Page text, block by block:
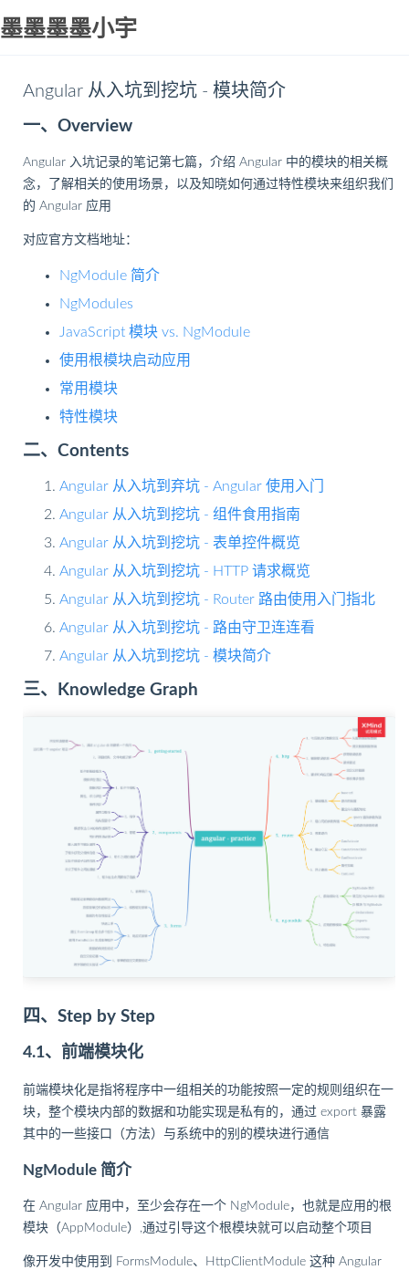
墨墨墨墨小宇
Angular 从入坑到挖坑 - 模块简介
一、Overview
Angular 入坑记录的笔记第七篇，介绍 Angular 中的模块的相关概
念，了解相关的使用场景，以及知晓如何通过特性模块来组织我们
的 Angular 应用
对应官方文档地址：
NgModule 简介
NgModules
JavaScript 模块 vs. NgModule
使用根模块启动应用
常用模块
特性模块
二、Contents
Angular 从入坑到弃坑 - Angular 使用入门
Angular 从入坑到挖坑 - 组件食用指南
Angular 从入坑到挖坑 - 表单控件概览
Angular 从入坑到挖坑 - HTTP 请求概览
Angular 从入坑到挖坑 - Router 路由使用入门指北
Angular 从入坑到挖坑 - 路由守卫连连看
Angular 从入坑到挖坑 - 模块简介
三、Knowledge Graph
四、Step by Step
4.1、前端模块化
前端模块化是指将程序中一组相关的功能按照一定的规则组织在一
块，整个模块内部的数据和功能实现是私有的，通过 export 暴露
其中的一些接口（方法）与系统中的别的模块进行通信
NgModule 简介
在 Angular 应用中，至少会存在一个 NgModule，也就是应用的根
模块（AppModule）,通过引导这个根模块就可以启动整个项目
像开发中使用到 FormsModule、HttpClientModule 这种 Angular